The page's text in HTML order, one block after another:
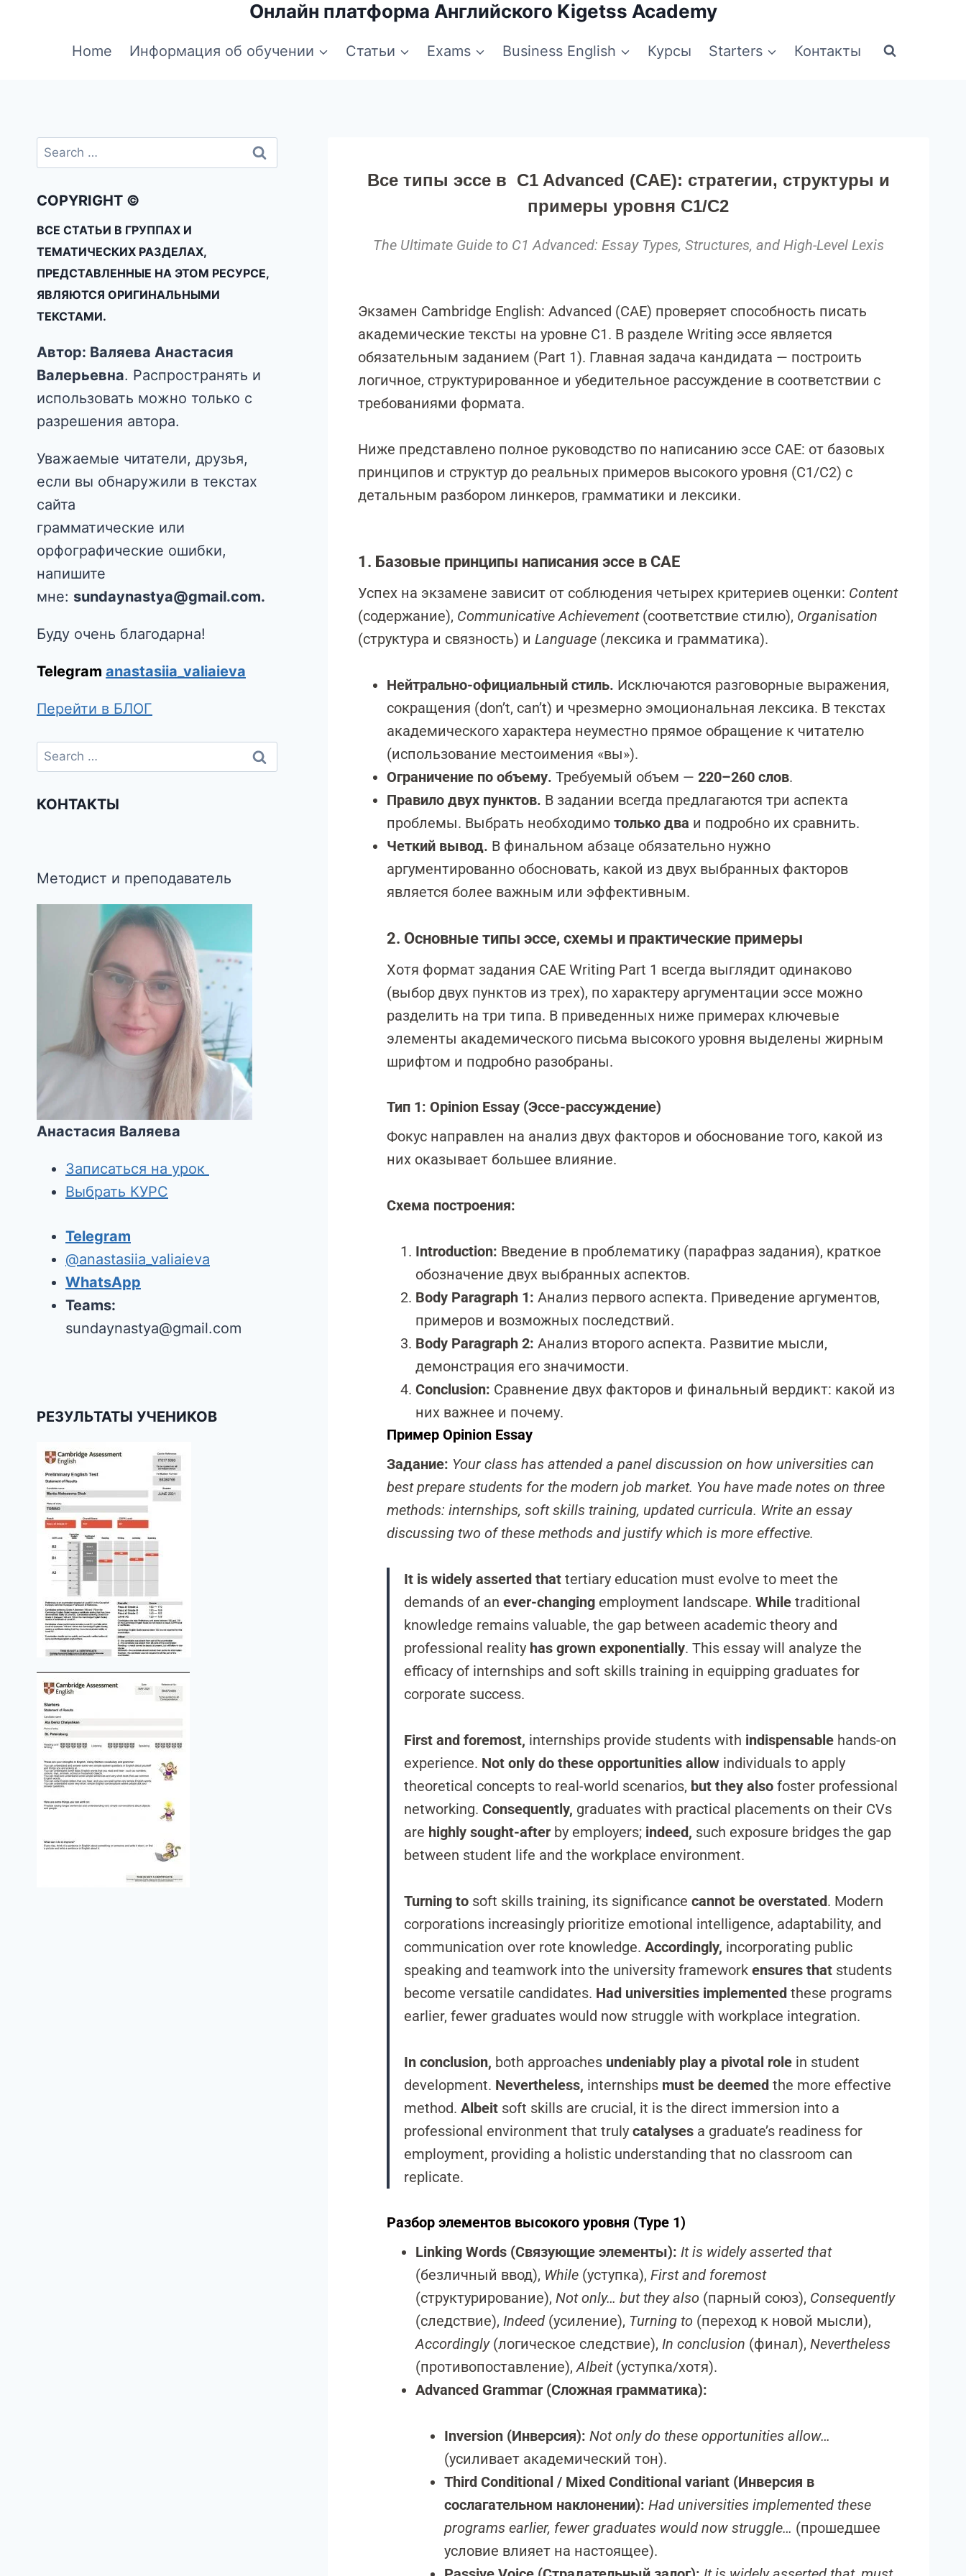
Онлайн платформа Английского Kigetss Academy
Home Информация об обучении Статьи Exams Business English Курсы Starters Контакты
Все типы эссе в C1 Advanced (CAE): стратегии, структуры и
примеры уровня C1/C2
The Ultimate Guide to C1 Advanced: Essay Types, Structures, and High-Level Lexis
Экзамен Cambridge English: Advanced (CAE) проверяет способность писать
академические тексты на уровне C1. В разделе Writing эссе является
обязательным заданием (Part 1). Главная задача кандидата — построить
логичное, структурированное и убедительное рассуждение в соответствии с
требованиями формата.
Ниже представлено полное руководство по написанию эссе CAE: от базовых
принципов и структур до реальных примеров высокого уровня (C1/C2) с
детальным разбором линкеров, грамматики и лексики.
1. Базовые принципы написания эссе в CAE
Успех на экзамене зависит от соблюдения четырех критериев оценки: Content
(содержание), Communicative Achievement(соответствие стилю), Organisation
(структура и связность) и Language(лексика и грамматика).
Нейтрально-официальный стиль. Исключаются разговорные выражения,
сокращения (don’t, can’t) и чрезмерно эмоциональная лексика. В текстах
академического характера неуместно прямое обращение к читателю
(использование местоимения «вы»).
Ограничение по объему. Требуемый объем — 220–260 слов.
Правило двух пунктов. В задании всегда предлагаются три аспекта
проблемы. Выбрать необходимо только два и подробно их сравнить.
Четкий вывод. В финальном абзаце обязательно нужно
аргументированно обосновать, какой из двух выбранных факторов
является более важным или эффективным.
2. Основные типы эссе, схемы и практические примеры
Хотя формат задания CAE Writing Part 1 всегда выглядит одинаково
(выбор двух пунктов из трех), по характеру аргументации эссе можно
разделить на три типа. В приведенных ниже примерах ключевые
элементы академического письма высокого уровня выделены жирным
шрифтом и подробно разобраны.
Тип 1: Opinion Essay (Эссе-рассуждение)
Фокус направлен на анализ двух факторов и обоснование того, какой из
них оказывает большее влияние.
Схема построения:
Introduction: Введение в проблематику (парафраз задания), краткое
обозначение двух выбранных аспектов.
Body Paragraph 1: Анализ первого аспекта. Приведение аргументов,
примеров и возможных последствий.
Body Paragraph 2: Анализ второго аспекта. Развитие мысли,
демонстрация его значимости.
Conclusion: Сравнение двух факторов и финальный вердикт: какой из
них важнее и почему.
Пример Opinion Essay
Задание: Your class has attended a panel discussion on how universities can
best prepare students for the modern job market. You have made notes on three
methods: internships, soft skills training, updated curricula. Write an essay
discussing two of these methods and justify which is more effective.
It is widely asserted thattertiary education must evolve to meet the
demands of an ever-changingemployment landscape. Whiletraditional
knowledge remains valuable, the gap between academic theory and
professional reality has grown exponentially. This essay will analyze the
efficacy of internships and soft skills training in equipping graduates for
corporate success.
First and foremost, internships provide students with indispensablehands-on
experience. Not only do these opportunities allowindividuals to apply
theoretical concepts to real-world scenarios, but they alsofoster professional
networking. Consequently, graduates with practical placements on their CVs
are highly sought-afterby employers; indeed, such exposure bridges the gap
between student life and the workplace environment.
Turning tosoft skills training, its significance cannot be overstated. Modern
corporations increasingly prioritize emotional intelligence, adaptability, and
communication over rote knowledge. Accordingly, incorporating public
speaking and teamwork into the university framework ensures thatstudents
become versatile candidates. Had universities implementedthese programs
earlier, fewer graduates would now struggle with workplace integration.
In conclusion, both approaches undeniably play a pivotal rolein student
development. Nevertheless, internships must be deemedthe more effective
method. Albeitsoft skills are crucial, it is the direct immersion into a
professional environment that truly catalysesa graduate’s readiness for
employment, providing a holistic understanding that no classroom can
replicate.
Разбор элементов высокого уровня (Type 1)
Linking Words (Связующие элементы): It is widely asserted that
(безличный ввод), While(уступка), First and foremost
(структурирование), Not only… but they also(парный союз), Consequently
(следствие), Indeed(усиление), Turning to(переход к новой мысли),
Accordingly(логическое следствие), In conclusion (финал), Nevertheless
(противопоставление),Albeit(уступка/хотя).
Advanced Grammar (Сложная грамматика):
Inversion (Инверсия): Not only do these opportunities allow…
(усиливает академический тон).
Third Conditional / Mixed Conditional variant (Инверсия в
сослагательном наклонении): Had universities implemented these
programs earlier, fewer graduates would now struggle… (прошедшее
условие влияет на настоящее).
COPYRIGHT ©
ВСЕ СТАТЬИ В ГРУППАХ И
ТЕМАТИЧЕСКИХ РАЗДЕЛАХ,
ПРЕДСТАВЛЕННЫЕ НА ЭТОМ РЕСУРСЕ,
ЯВЛЯЮТСЯ ОРИГИНАЛЬНЫМИ
ТЕКСТАМИ.
Автор: Валяева Анастасия
Валерьевна. Распространять и
использовать можно только с
разрешения автора.
Уважаемые читатели, друзья,
если вы обнаружили в текстах
сайта
грамматические или
орфографические ошибки,
напишите
мне: sundaynastya@gmail.com.
Буду очень благодарна!
Telegram anastasiia_valiaieva
Перейти в БЛОГ
КОНТАКТЫ
Методист и преподаватель
Анастасия Валяева
Записаться на урок
Выбрать КУРС
Telegram
@anastasiia_valiaieva
WhatsApp
Teams:
sundaynastya@gmail.com
РЕЗУЛЬТАТЫ УЧЕНИКОВ